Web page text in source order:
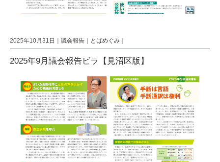
2025年10月31日｜ 議会報告 とばめぐみ
2025年9月議会報告ビラ【見沼区版】